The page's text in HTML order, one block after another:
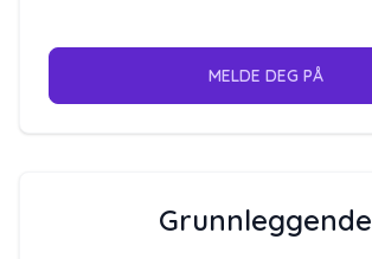
MELDE DEG PÅ
Grunnleggende